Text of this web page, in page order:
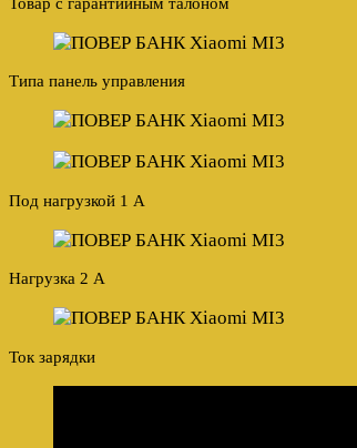
Типа панель управления
Под нагрузкой 1 А
Нагрузка 2 А
Ток зарядки